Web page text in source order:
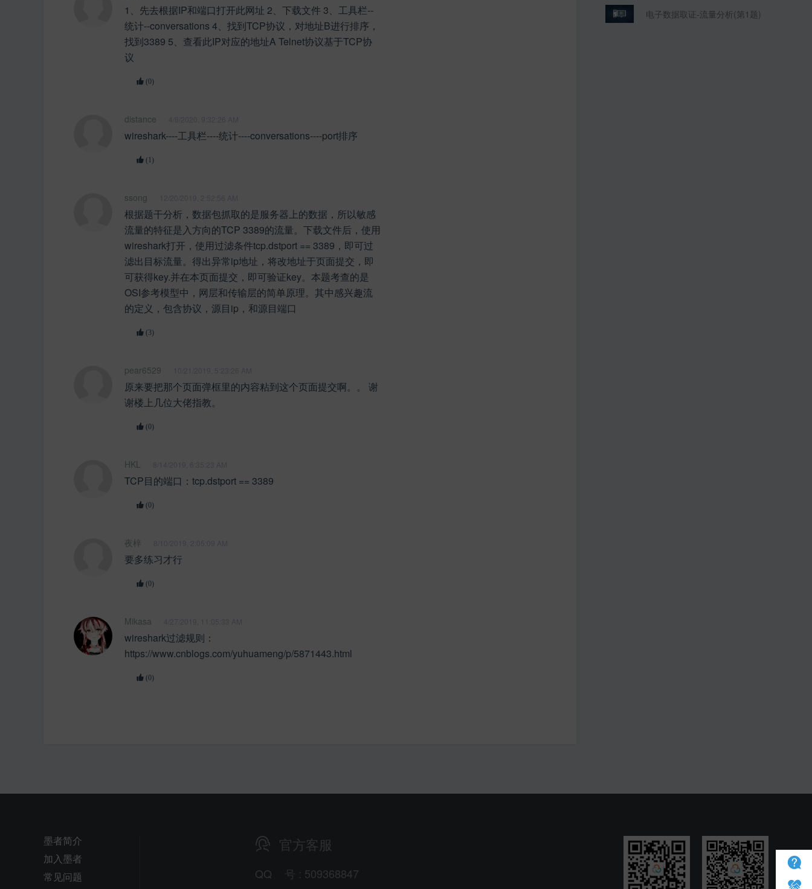
1、先去根据IP和端口打开此网址 2、下载文件 3、工具栏--
统计--conversations 4、找到TCP协议，对地址B进行排序，
找到3389 5、查看此IP对应的地址A Telnet协议基于TCP协
议
(0)
distance
wireshark----工具栏----统计----conversations----port排序
(1)
ssong
根据题干分析，数据包抓取的是服务器上的数据，所以敏感
流量的特征是入方向的TCP 3389的流量。下载文件后，使用
wireshark打开，使用过滤条件tcp.dstport == 3389，即可过
滤出目标流量。得出异常ip地址，将改地址于页面提交，即
可获得key.并在本页面提交，即可验证key。本题考查的是
OSI参考模型中，网层和传输层的简单原理。其中感兴趣流
的定义，包含协议，源目ip，和源目端口
(3)
pear6529
原来要把那个页面弹框里的内容粘到这个页面提交啊。。 谢
谢楼上几位大佬指教。
(0)
HKL
TCP目的端口：tcp.dstport == 3389
(0)
夜梓
要多练习才行
(0)
Mikasa
wireshark过滤规则：
https://www.cnblogs.com/yuhuameng/p/5871443.html
(0)
电子数据取证-流量分析(第1题)
墨者简介
加入墨者
常见问题
官方客服
QQ 号 : 509368847